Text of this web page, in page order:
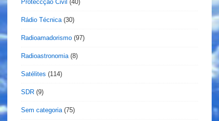
Proteccção Civil (40)
Rádio Técnica(30)
Radioamadorismo (97)
Radioastronomia(8)
Satélites (114)
SDR (9)
Sem categoria(75)